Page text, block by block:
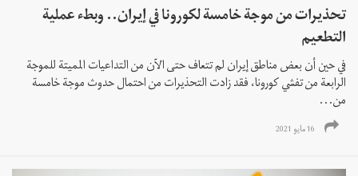
تحذيرات من موجة خامسة لكورونا في إيران.. وبطء عملية
التطعيم
في حين أن بعض مناطق إيران لم تتعاف حتى الآن من التداعيات المميتة للموجة
الرابعة من تفشي كورونا، فقد زادت التحذيرات من احتمال حدوث موجة خامسة
من...
16 مايو 2021